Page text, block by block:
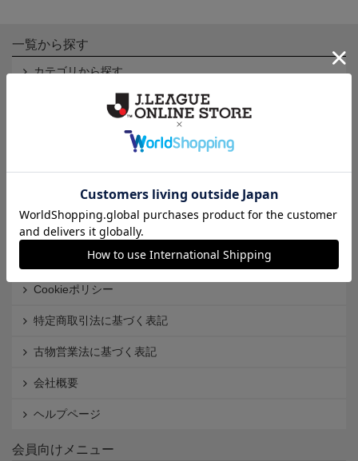
一覧から探す
カテゴリから探す
クラブから探す
インフォメーション
Ｊリーグオンラインストアとは
利用規約
個人情報保護方針
Cookieポリシー
特定商取引法に基づく表記
古物営業法に基づく表記
会社概要
ヘルプページ
会員向けメニュー